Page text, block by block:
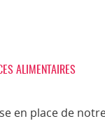
ALIMENTAIRES
en place de